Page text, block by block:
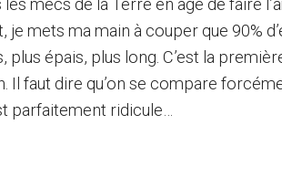
les mecs de la Terre en âge de faire
je mets ma main à couper que 90%
plus épais, plus long. C’est la
Il faut dire qu’on se compare
parfaitement ridicule…